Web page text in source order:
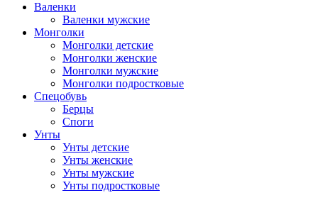
Валенки
Валенки мужские
Монголки
Монголки детские
Монголки женские
Монголки мужские
Монголки подростковые
Спецобувь
Берцы
Споги
Унты
Унты детские
Унты женские
Унты мужские
Унты подростковые